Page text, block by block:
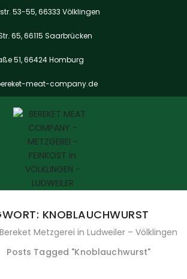
53-55, 66333 Völklingen
65, 66115 Saarbrücken
51, 66424 Homburg
meat-company.de
KNOBLAUCHWURST
Metzgerei in Ludweiler – Völklingen
Posts Tagged "Knoblauchwurst"